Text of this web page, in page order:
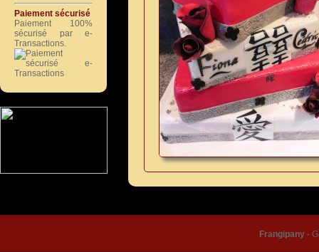
Paiement sécurisé
Paiement 100%
sécurisé par e-
Transactions.
Frangipany -